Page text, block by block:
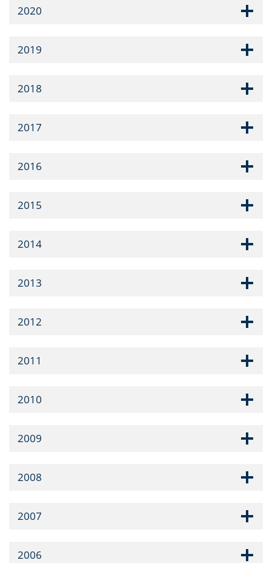
2020
2019
2018
2017
2016
2015
2014
2013
2012
2011
2010
2009
2008
2007
2006